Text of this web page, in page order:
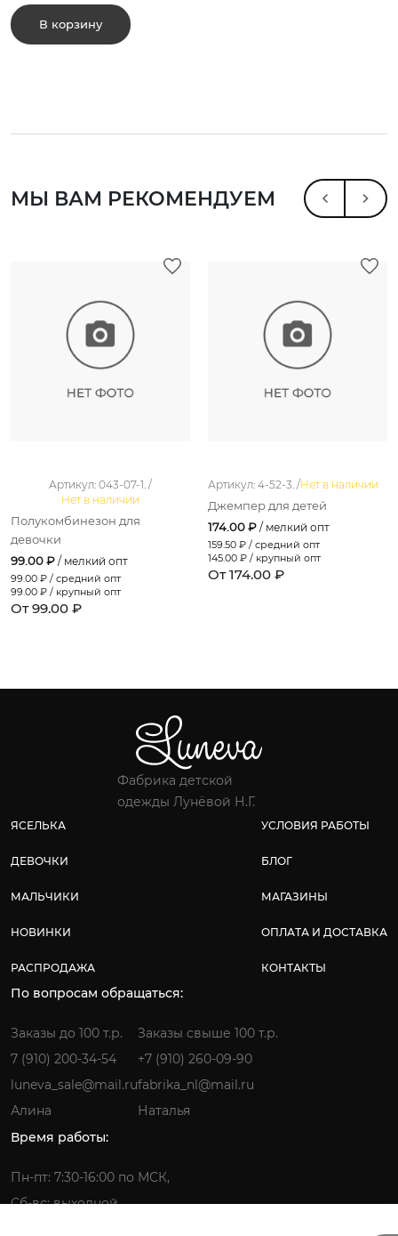
В корзину
МЫ ВАМ РЕКОМЕНДУЕМ
Артикул: 043-07-1. /
Нет в наличии
Полукомбинезон для
девочки
99.00 ₽ / мелкий опт
99.00 ₽ / средний опт
99.00 ₽ / крупный опт
От 99.00 ₽
Артикул: 4-52-3. /Нет в наличии
Джемпер для детей
174.00 ₽ / мелкий опт
159.50 ₽ / средний опт
145.00 ₽ / крупный опт
От 174.00 ₽
Фабрика детской
одежды Лунёвой Н.Г.
ЯСЕЛЬКА
ДЕВОЧКИ
МАЛЬЧИКИ
НОВИНКИ
РАСПРОДАЖА
УСЛОВИЯ РАБОТЫ
БЛОГ
МАГАЗИНЫ
ОПЛАТА И ДОСТАВКА
КОНТАКТЫ
По вопросам обращаться:
Заказы до 100 т.р.
7 (910) 200-34-54
luneva_sale@mail.ru
Алина
Заказы свыше 100 т.р.
+7 (910) 260-09-90
fabrika_nl@mail.ru
Наталья
Время работы:
Пн-пт: 7:30-16:00 по МСК,
Сб-вс: выходной